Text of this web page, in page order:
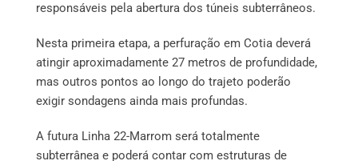
responsáveis pela abertura dos túneis subterrâneos.
Nesta primeira etapa, a perfuração em Cotia deverá
atingir aproximadamente 27 metros de profundidade,
mas outros pontos ao longo do trajeto poderão
exigir sondagens ainda mais profundas.
A futura Linha 22-Marrom será totalmente
subterrânea e poderá contar com estruturas de